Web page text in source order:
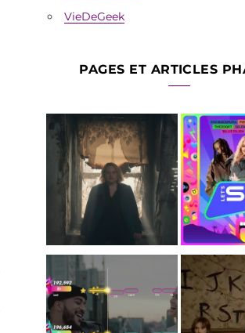
VieDeGeek
PAGES ET ARTICLES